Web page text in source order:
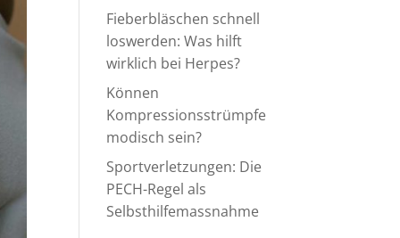
Fieberbläschen schnell
loswerden: Was hilft
wirklich bei Herpes?
Können
Kompressionsstrümpfe
modisch sein?
Sportverletzungen: Die
PECH-Regel als
Selbsthilfemassnahme